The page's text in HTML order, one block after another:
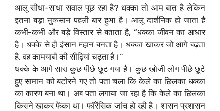
आलू सीधा-साधा सवाल पूछ रहा है? धक्का तो आम बात है लेकिन
इतना बड़ा नुकसान पहली बार हुआ है। आलू दार्शनिक हो जाता है
कभी-कभी और बड़े विस्तार से बताता है, “धक्का जीवन का आधार
है। धक्के से ही इंसान महान बनता है। धक्का खाकर जो आगे बढ़ता
है, वह कामयाबी की सीढ़ियां चढ़ता है।”
धक्के के आगे सारा कुछ पीछे छूट गया है। कुछ खोजी लोग पीछे छूटे
हुए सामान को बटोरने गए तो पता चला कि केले का छिलका धक्का
का कारण बना था। अब पता लगाया जा रहा है कि केले का छिलका
किसने खाकर फेंका था। फॉरेंसिक जांच हो रही है। शासन प्रशासन